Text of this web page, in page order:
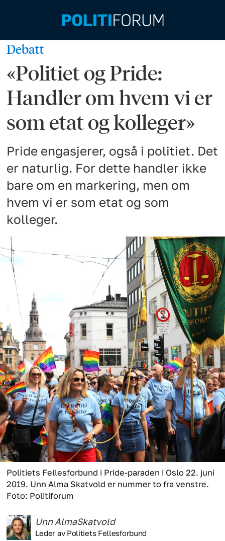
Debatt
«Politiet og Pride:
Handler om hvem vi er
som etat og kolleger»
Pride engasjerer, også i politiet. Det
er naturlig. For dette handler ikke
bare om en markering, men om
hvem vi er som etat og som
kolleger.
Politiets Fellesforbund i Pride-paraden i Oslo 22. juni
2019. Unn Alma Skatvold er nummer to fra venstre.
Foto: Politiforum
Unn AlmaSkatvold
Leder av Politiets Fellesforbund